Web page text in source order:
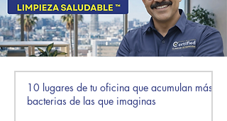
10 lugares de tu oficina que acumulan más
bacterias de las que imaginas